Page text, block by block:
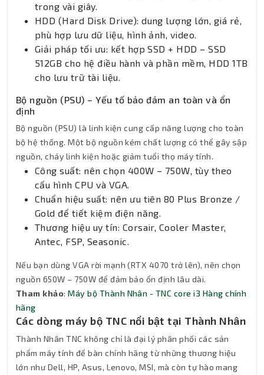
trong vài giây.
HDD (Hard Disk Drive): dung lượng lớn, giá rẻ,
phù hợp lưu dữ liệu, hình ảnh, video.
Giải pháp tối ưu: kết hợp SSD + HDD – SSD
512GB cho hệ điều hành và phần mềm, HDD 1TB
cho lưu trữ tài liệu.
Bộ nguồn (PSU) – Yếu tố bảo đảm an toàn và ổn
định
Bộ nguồn (PSU) là linh kiện cung cấp năng lượng cho toàn
bộ hệ thống. Một bộ nguồn kém chất lượng có thể gây sập
nguồn, cháy linh kiện hoặc giảm tuổi thọ máy tính.
Công suất: nên chọn 400W – 750W, tùy theo
cấu hình CPU và VGA.
Chuẩn hiệu suất: nên ưu tiên 80 Plus Bronze /
Gold để tiết kiệm điện năng.
Thương hiệu uy tín: Corsair, Cooler Master,
Antec, FSP, Seasonic.
Nếu bạn dùng VGA rời mạnh (RTX 4070 trở lên), nên chọn
nguồn 650W – 750W để đảm bảo ổn định lâu dài.
Tham khảo:Máy bộ Thành Nhân - TNC core i3 Hàng chính
hãng
Các dòng máy bộ TNC nổi bật tại Thành Nhân
Thành Nhân TNC không chỉ là đại lý phân phối các sản
phẩm máy tính để bàn chính hãng từ những thương hiệu
lớn như Dell, HP, Asus, Lenovo, MSI, mà còn tự hào mang